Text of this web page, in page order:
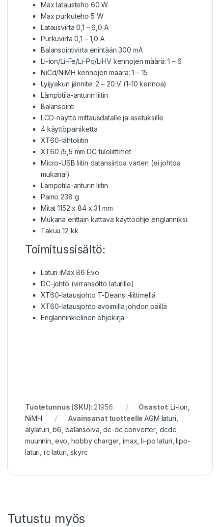
Max latausteho 60 W
Max purkuteho 5 W
Latausvirta 0,1 – 6,0 A
Purkuvirta 0,1 – 1,0 A
Balansointivirta enintään 300 mA
Li-ion/Li-Fe/Li-Po/LiHV kennojen määrä: 1 – 6
NiCd/NiMH kennojen määrä: 1 – 15
Lyijyakun jännite: 2 – 20 V (1-10 kennoa)
Lämpötila-anturin liitin
Balansointi
LCD-näyttö mittausdatalle ja asetuksille
4 käyttöpainiketta
XT60-lähtöliitin
XT60 /5,5 mm DC tuloliittimet
Micro-USB liitin datansiirtoa varten (ei johtoa
mukana!)
Lämpötila-anturin liitin
Paino 238 g
Mitat 1152 x 84 x 31 mm
Mukana erittäin kattava käyttöohje englanniksi.
Takuu 12 kk
Toimitussisältö:
Laturi iMax B6 Evo
DC-johto (virransöttö laturille)
XT60-latausjohto T-Deans -liittimellä
XT60-latausjohto avoimilla johdon päillä
Englanninkielinen ohjekirja
Tuotetunnus (SKU): 21956 Osastot:Li-Ion
NiMH
Avainsanat tuotteelleAGM laturi
älylaturi ,b6 balansoiva ,dc-dc converter dcdc
muunnin evo ,hobby charger ,imax ,li-po laturi ,lipo-
laturi rc laturi ,skyrc
Tutustu myös